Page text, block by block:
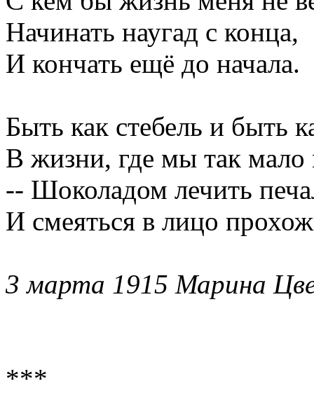
Начинать наугад с конца,
И кончать ещё до начала.
Быть как стебель и быть
В жизни, где мы так
-- Шоколадом лечить
И смеяться в лицо
3 марта 1915 Марина
***